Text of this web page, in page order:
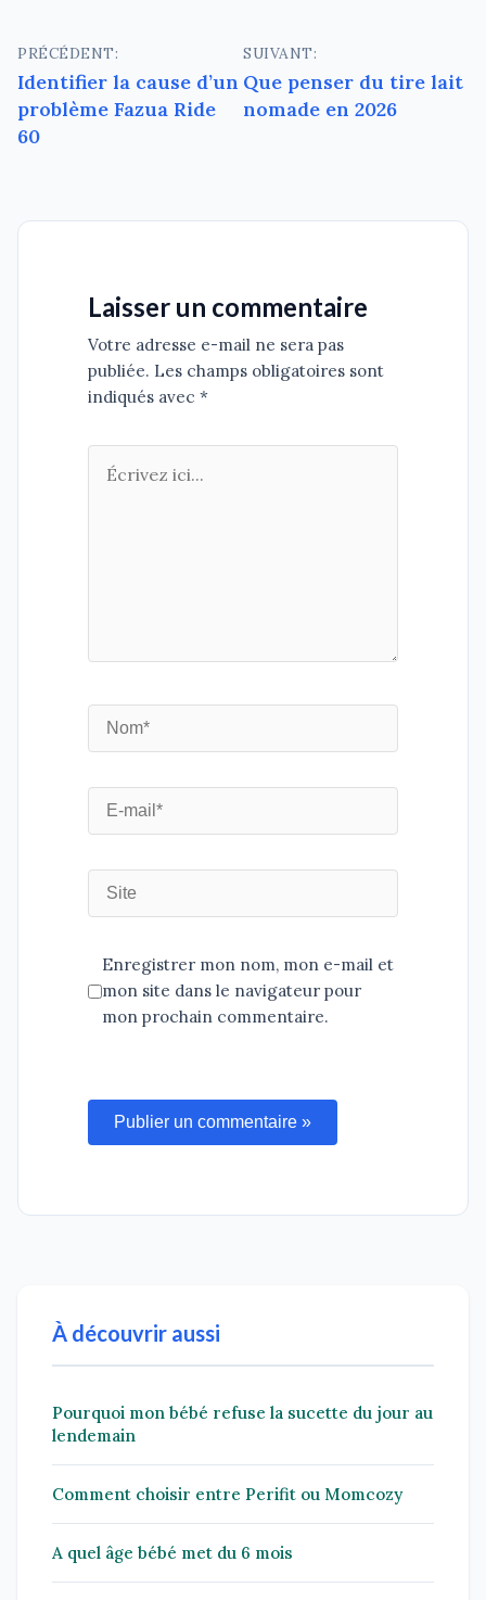
Navigation
de
l’article
PRÉCÉDENT:
Identifier la cause d’un
problème Fazua Ride
60
SUIVANT:
Que penser du tire lait
nomade en 2026
Laisser un commentaire
Votre adresse e-mail ne sera pas
publiée. Les champs obligatoires sont
indiqués avec *
Enregistrer mon nom, mon e-mail et
mon site dans le navigateur pour
mon prochain commentaire.
Publier un commentaire »
À découvrir aussi
Pourquoi mon bébé refuse la sucette du jour au
lendemain
Comment choisir entre Perifit ou Momcozy
A quel âge bébé met du 6 mois